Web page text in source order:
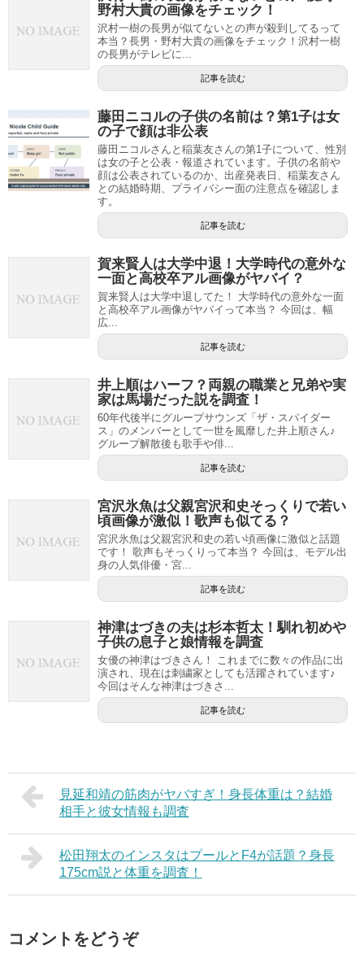
野村大貴の画像をチェック！
沢村一樹の長男が似てないとの声が殺到してるって
本当？長男・野村大貴の画像をチェック！沢村一樹
の長男がテレビに...
記事を読む
藤田ニコルの子供の名前は？第1子は女
の子で顔は非公表
藤田ニコルさんと稲葉友さんの第1子について、性別
は女の子と公表・報道されています。子供の名前や
顔は公表されているのか、出産発表日、稲葉友さん
との結婚時期、プライバシー面の注意点を確認しま
す。
記事を読む
賀来賢人は大学中退！大学時代の意外な
一面と高校卒アル画像がヤバイ？
賀来賢人は大学中退してた！ 大学時代の意外な一面
と高校卒アル画像がヤバイって本当？ 今回は、幅
広...
記事を読む
井上順はハーフ？両親の職業と兄弟や実
家は馬場だった説を調査！
60年代後半にグループサウンズ「ザ・スパイダー
ス」のメンバーとして一世を風靡した井上順さん♪
グループ解散後も歌手や俳...
記事を読む
宮沢氷魚は父親宮沢和史そっくりで若い
頃画像が激似！歌声も似てる？
宮沢氷魚は父親宮沢和史の若い頃画像に激似と話題
です！ 歌声もそっくりって本当？ 今回は、モデル出
身の人気俳優・宮...
記事を読む
神津はづきの夫は杉本哲太！馴れ初めや
子供の息子と娘情報を調査
女優の神津はづきさん！ これまでに数々の作品に出
演され、現在は刺繍家としても活躍されています♪
今回はそんな神津はづきさ...
記事を読む
見延和靖の筋肉がヤバすぎ！身長体重は？結婚
相手と彼女情報も調査
松田翔太のインスタはプールとF4が話題？身長
175cm説と体重を調査！
コメントをどうぞ